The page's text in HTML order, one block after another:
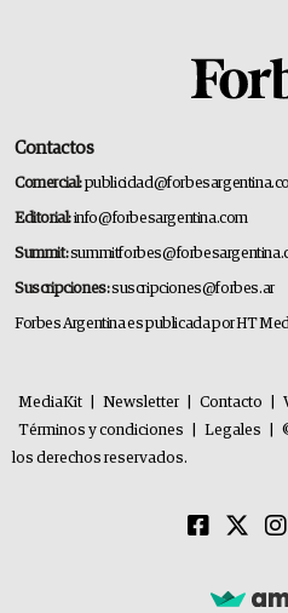
Contactos
Comercial:
Editorial:info@forbesargentina.com
Summit:
Suscripciones:suscripciones@forbes.ar
Forbes Argentina es publicada por HT
MediaKit Newsletter Contacto
Términos y condiciones
Legales
los derechos reservados.